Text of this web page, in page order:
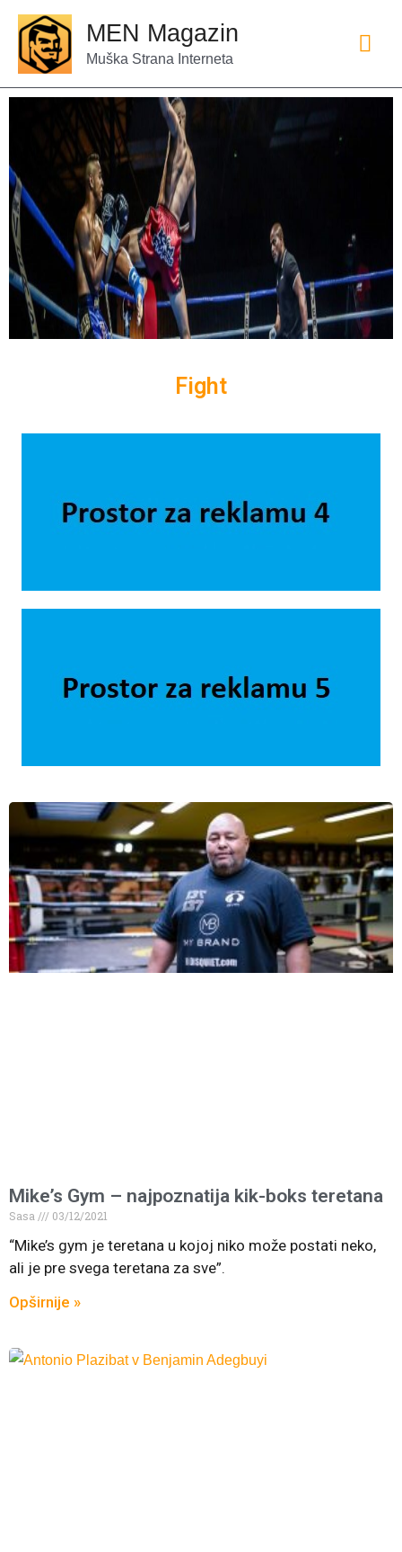
MEN Magazin
Muška Strana Interneta
Fight
Mike’s Gym – najpoznatija kik-boks teretana
Sasa 03/12/2021
“Mike’s gym je teretana u kojoj niko može postati neko,
ali je pre svega teretana za sve”.
Opširnije »